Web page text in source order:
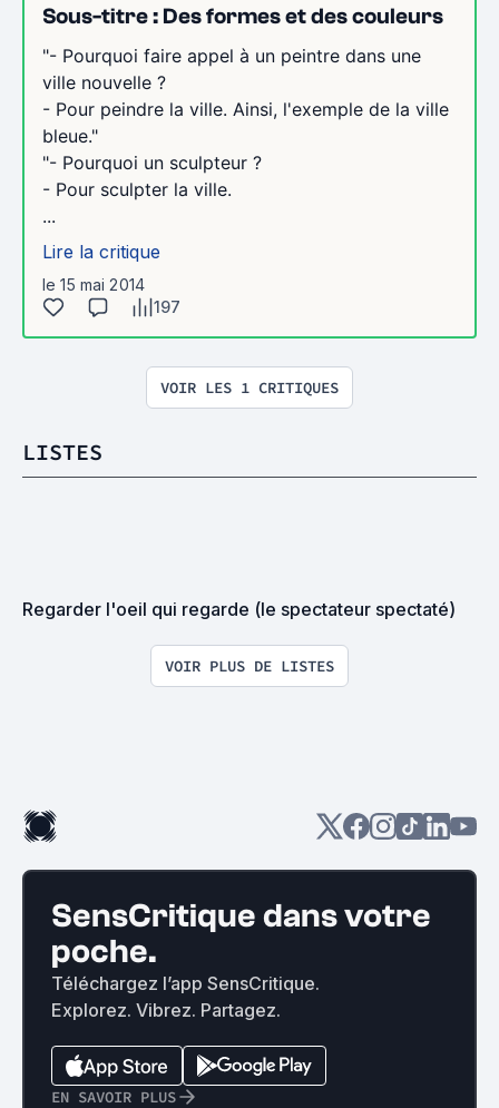
Sous-titre : Des formes et des couleurs
"- Pourquoi faire appel à un peintre dans une
ville nouvelle ?
- Pour peindre la ville. Ainsi, l'exemple de la ville
bleue."
"- Pourquoi un sculpteur ?
- Pour sculpter la ville.
...
Lire la critique
le 15 mai 2014
197
VOIR LES 1 CRITIQUES
LISTES
Regarder l'oeil qui regarde (le spectateur spectaté)
VOIR PLUS DE LISTES
SensCritique dans votre
poche.
Téléchargez l’app SensCritique.
Explorez. Vibrez. Partagez.
EN SAVOIR PLUS